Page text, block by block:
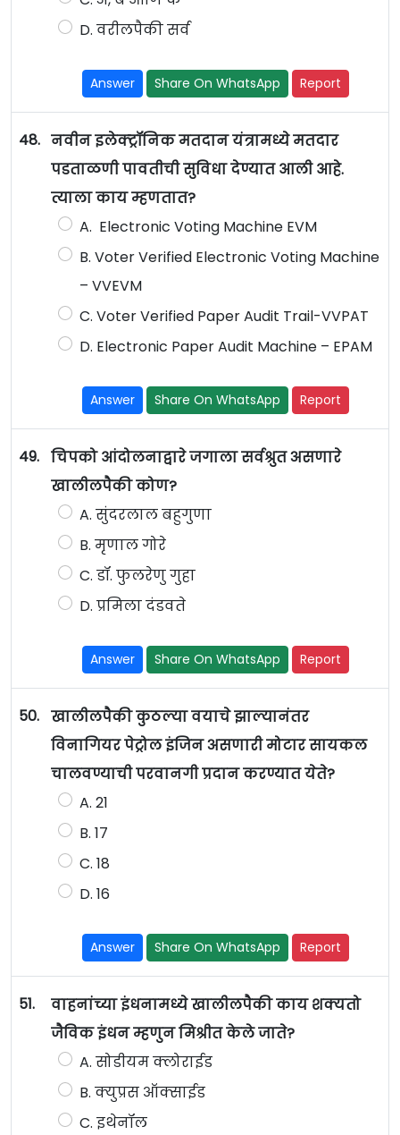
D. वरीलपैकी सर्व
Answer Share On WhatsApp Report
48. नवीन इलेक्ट्रॉनिक मतदान यंत्रामध्ये मतदार
पडताळणी पावतीची सुविधा देण्यात आली आहे.
त्याला काय म्हणतात?
A. Electronic Voting Machine EVM
B. Voter Verified Electronic Voting Machine
– VVEVM
C. Voter Verified Paper Audit Trail-VVPAT
D. Electronic Paper Audit Machine – EPAM
Answer Share On WhatsApp Report
49. चिपको आंदोलनाद्वारे जगाला सर्वश्रुत असणारे
खालीलपैकी कोण?
A. सुंदरलाल बहुगुणा
B. मृणाल गोरे
C. डॉ. फुलरेणु गुहा
D. प्रमिला दंडवते
Answer Share On WhatsApp Report
50. खालीलपैकी कुठल्या वयाचे झाल्यानंतर
विनागियर पेट्रोल इंजिन असणारी मोटार सायकल
चालवण्याची परवानगी प्रदान करण्यात येते?
A. 21
B. 17
C. 18
D. 16
Answer Share On WhatsApp Report
51.
वाहनांच्या इंधनामध्ये खालीलपैकी काय शक्यतो
जैविक इंधन म्हणुन मिश्रीत केले जाते?
A. सोडीयम क्लोराईड
B. क्युप्रस ऑक्साईड
C. इथेनॉल